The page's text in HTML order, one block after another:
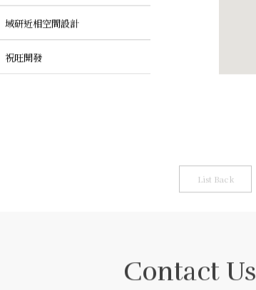
域研近相空間設計
祝旺開發
List Back
Contact Us